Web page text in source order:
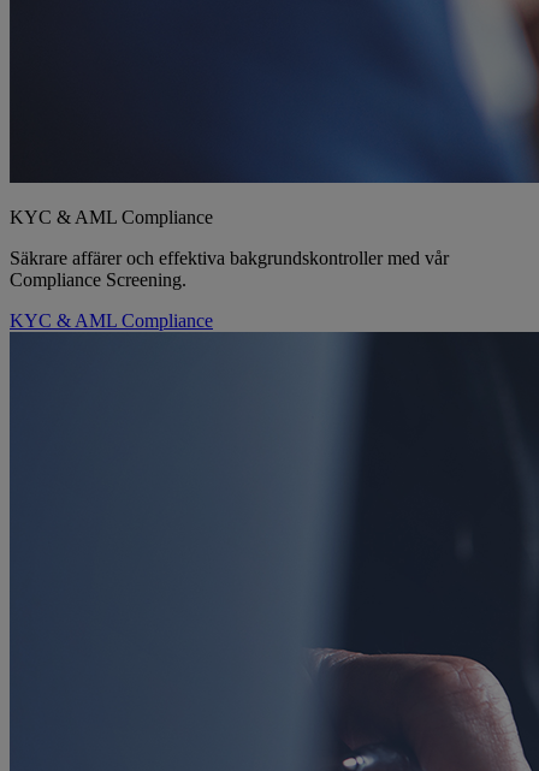
KYC & AML Compliance
Säkrare affärer och effektiva bakgrundskontroller med vår
Compliance Screening.
KYC & AML Compliance